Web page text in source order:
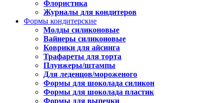
Флористика
Журналы для кондитеров
Формы кондитерские
Молды силиконовые
Вайнеры силиконовые
Коврики для айсинга
Трафареты для торта
Плунжеры/штампы
Для леденцов/мороженого
Формы для шоколада силикон
Формы для шоколада пластик
Формы для выпечки